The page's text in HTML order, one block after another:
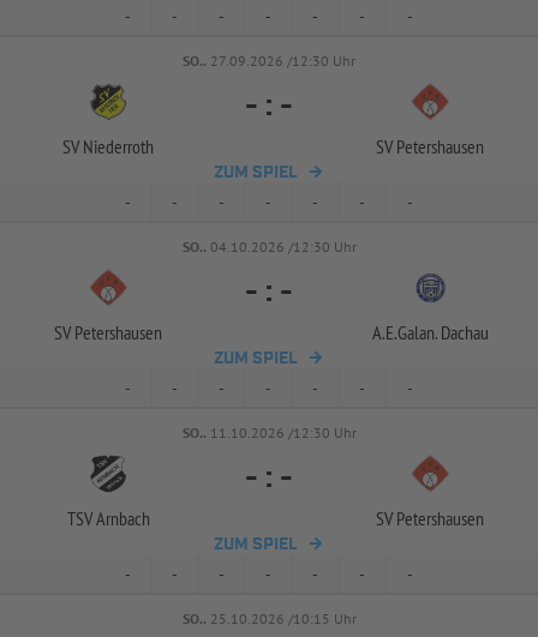
- - - - - - -
SO.. 27.09.2026 /12:30 Uhr
SV Niederroth
- : -
SV Petershausen
ZUM SPIEL
- - - - - - -
SO.. 04.10.2026 /12:30 Uhr
SV Petershausen
- : -
A.E.Galan. Dachau
ZUM SPIEL
- - - - - - -
SO.. 11.10.2026 /12:30 Uhr
TSV Arnbach
- : -
SV Petershausen
ZUM SPIEL
- - - - - - -
SO.. 25.10.2026 /10:15 Uhr